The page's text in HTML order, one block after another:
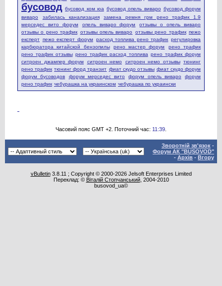
бусовод бусовод ком юа бусовод опель виваро бусовод форум
виваро
забилась канализация
замена ремня грм рено трафик 1.9
мерседес вито форум
опель виваро форум
отзывы о опель виваро
отзывы о рено трафик отзывы опель виваро отзывы рено трафик пежо
експерт пежо експерт форум расход топлива рено трафик регулировка
карбюратора китайской бензопилы
рено мастер форум
рено трафик
рено трафик отзывы рено трафик расход топлива рено трафик форум
ситроен джампер форум
ситроен немо ситроен немо отзывы тюнинг
рено трафик тюнинг форд транзит фиат скудо отзывы фиат скудо форум
форум бусоводов
форум мерседес вито форум опель виваро
форум
рено трафик чебурашка на украинском чебурашка по украински
Часовий пояс GMT +2. Поточний час: 11:39
Зворотній зв'язок -
Форум АК "BUSOVOD"
- Архів - Вгору
vBulletin3.8.11 ; Copyright © 2000-2026 Jelsoft Enterprises Limited
Переклад: © Віталій Стопчанський, 2004-2010
busovod_ua©